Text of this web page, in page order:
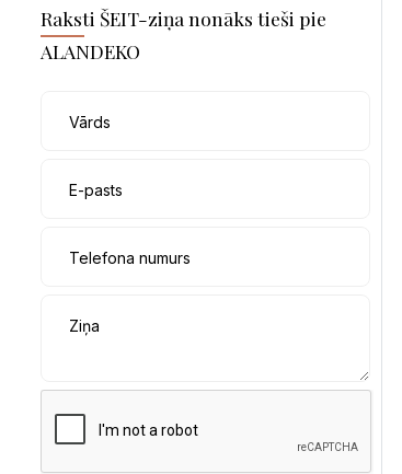
Raksti ŠEIT-ziņa nonāks tieši pie
ALANDEKO
Vārds
E-pasts
Telefona numurs
Ziņa